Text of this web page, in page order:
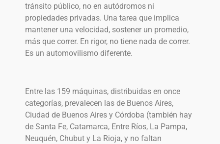
tránsito público, no en autódromos ni
propiedades privadas. Una tarea que implica
mantener una velocidad, sostener un promedio,
más que correr. En rigor, no tiene nada de correr.
Es un automovilismo diferente.
Entre las 159 máquinas, distribuidas en once
categorías, prevalecen las de Buenos Aires,
Ciudad de Buenos Aires y Córdoba (también hay
de Santa Fe, Catamarca, Entre Ríos, La Pampa,
Neuquén, Chubut y La Rioja, y no faltan